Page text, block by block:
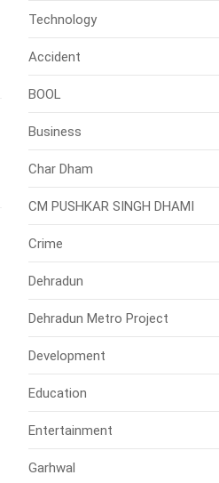
Technology
Accident
BOOL
Business
Char Dham
CM PUSHKAR SINGH DHAMI
Crime
Dehradun
Dehradun Metro Project
Development
Education
Entertainment
Garhwal